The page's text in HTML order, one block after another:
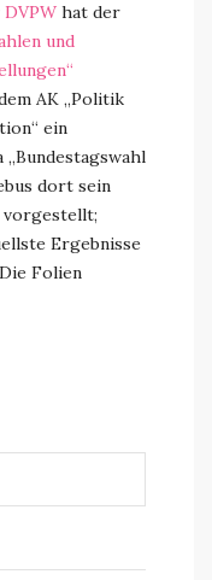
DVPW hat der
und
AK „Politik
ein
dort sein
vorgestellt;
Ergebnisse
Folien